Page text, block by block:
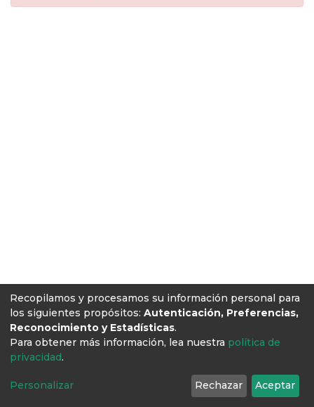
Recopilamos y procesamos su información personal para
los siguientes propósitos: Autenticación, Preferencias,
Reconocimiento y Estadísticas.
Para obtener más información, lea nuestra política de
privacidad.
Personalizar Rechazar Aceptar